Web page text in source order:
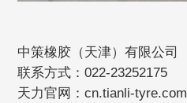
中策橡胶（天津）有限公司
联系方式：022-23252175
天力官网：cn.tianli-tyre.com